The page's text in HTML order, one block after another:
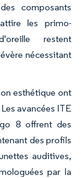
composants
les primo-
restent
nécessitant
esthétique ont
avancées ITE
8 offrent des
des profils
auditives,
par la